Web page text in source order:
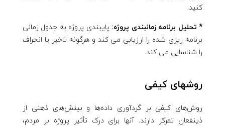
کنید.
* تحلیل برنامه زمانبندی پروژه: پایبندی پروژه به جدول زمانی
برنامه ریزی شده را ارزیابی می کند و هرگونه تاخیر یا انحراف
را شناسایی می کند.
روشهای کیفی
روش‌های کیفی بر گردآوری داده‌ها و بینش‌های ذهنی از
ذینفعان تمرکز دارند. آنها برای درک تأثیر پروژه بر مردم،